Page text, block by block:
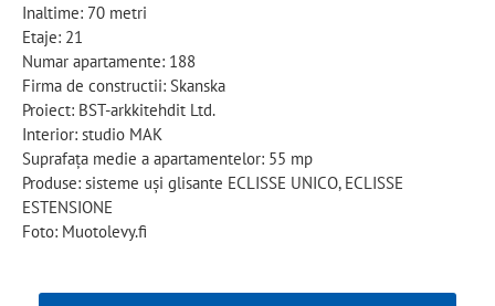
Inaltime: 70 metri
Etaje: 21
Numar apartamente: 188
Firma de constructii: Skanska
Proiect: BST-arkkitehdit Ltd.
Interior: studio MAK
Suprafața medie a apartamentelor: 55 mp
Produse: sisteme uși glisante ECLISSE UNICO, ECLISSE
ESTENSIONE
Foto: Muotolevy.fi